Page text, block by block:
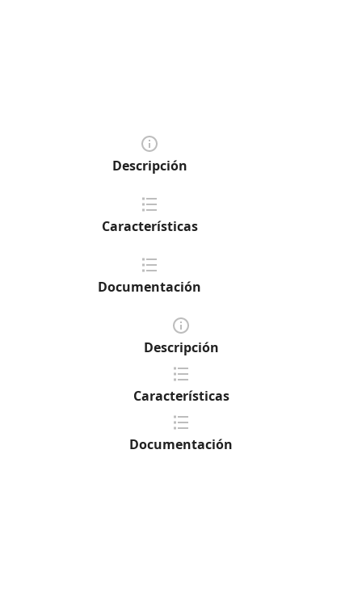
Descripción
Características
Documentación
Descripción
Características
Documentación